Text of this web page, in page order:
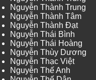
Nguyễn Thành Trung
Nguyễn Thành Tâm
Nguyễn Thành Đạt
Nguyễn Thái Bình
Nguyễn Thái Hoàng
Nguyễn Thùy Dương
Nguyễn Thạc Việt
Nguyễn Thế Anh